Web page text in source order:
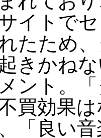
イトで
たため
きかね
ント。
買効果
「良い